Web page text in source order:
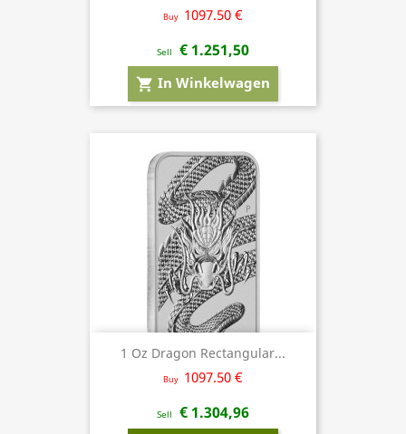
Buy 1097.50 €
Sell € 1.251,50
shopping_cart In Winkelwagen
1 Oz Dragon Rectangular...
Buy 1097.50 €
Sell € 1.304,96